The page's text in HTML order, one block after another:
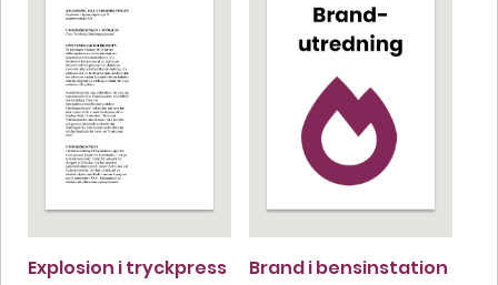
Explosion i tryckpress Brand i bensinstation